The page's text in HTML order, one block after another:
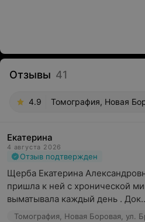
Отзывы 41
4.9 Томография, Новая
Екатерина
4 августа 2026
Отзыв подтвержден
Щерба Екатерина
пришла к ней с хронической
выматывала каждый день .
Томография, Новая Боровая, ул.